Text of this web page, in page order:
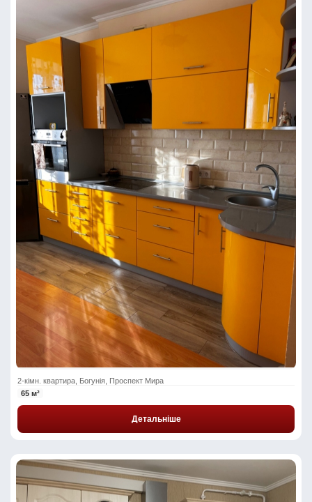
2-кімн. квартира, Богунія, Проспект Мира
65 м²
Детальніше